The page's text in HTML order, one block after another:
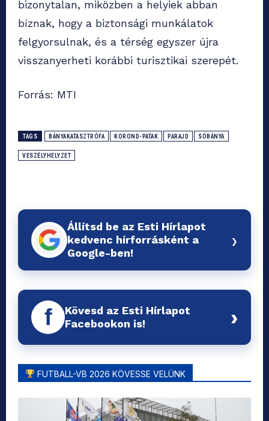
bizonytalan, miközben a helyiek abban
bíznak, hogy a biztonsági munkálatok
felgyorsulnak, és a térség egyszer újra
visszanyerheti korábbi turisztikai szerepét.
Forrás: MTI
TAGS BÁNYAKATASZTRÓFA KOROND-PATAK PARAJD SÓBÁNYA
VESZÉLYHELYZET
Állítsd be az Esti Hírlapot
kedvenc hírforrásként a
Google-ben!
›
f
Kövesd az Esti Hírlapot
Facebookon is!
›
FUTBALL-VB 2026 KÖVESSE VELÜNK